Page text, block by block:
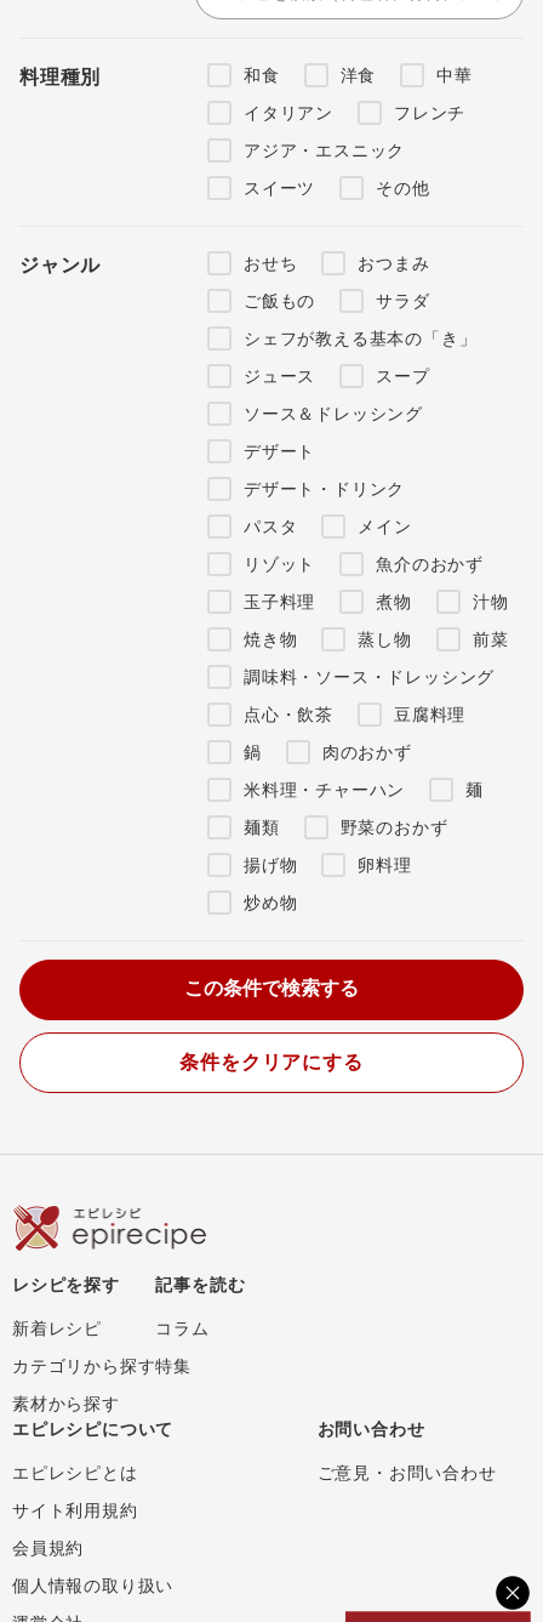
料理種別 和食 洋食
中華
イタリアン
フレンチ
アジア・エスニック
スイーツ
その他
ジャンル おせち
おつまみ
ご飯もの
サラダ
シェフが教える基本の「き」
ジュース
スープ
ソース＆ドレッシング
デザート
デザート・ドリンク
パスタ
メイン
リゾット
魚介のおかず
玉子料理
煮物
汁物
焼き物
蒸し物
前菜
調味料・ソース・ドレッシング
点心・飲茶
豆腐料理
鍋
肉のおかず
米料理・チャーハン
麺
麺類
野菜のおかず
揚げ物
卵料理
炒め物
条件をクリアにする
レシピを探す
新着レシピ
カテゴリから探す
素材から探す
記事を読む
コラム
特集
エピレシピについて
エピレシピとは
サイト利用規約
会員規約
個人情報の取り扱い
お問い合わせ
ご意見・お問い合わせ